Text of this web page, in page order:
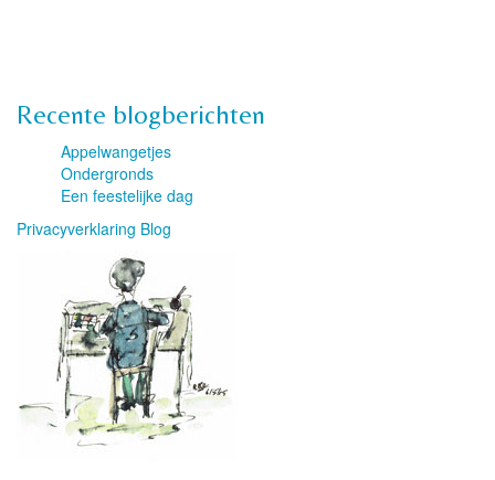
Recente blogberichten
Appelwangetjes
Ondergronds
Een feestelijke dag
Privacyverklaring Blog